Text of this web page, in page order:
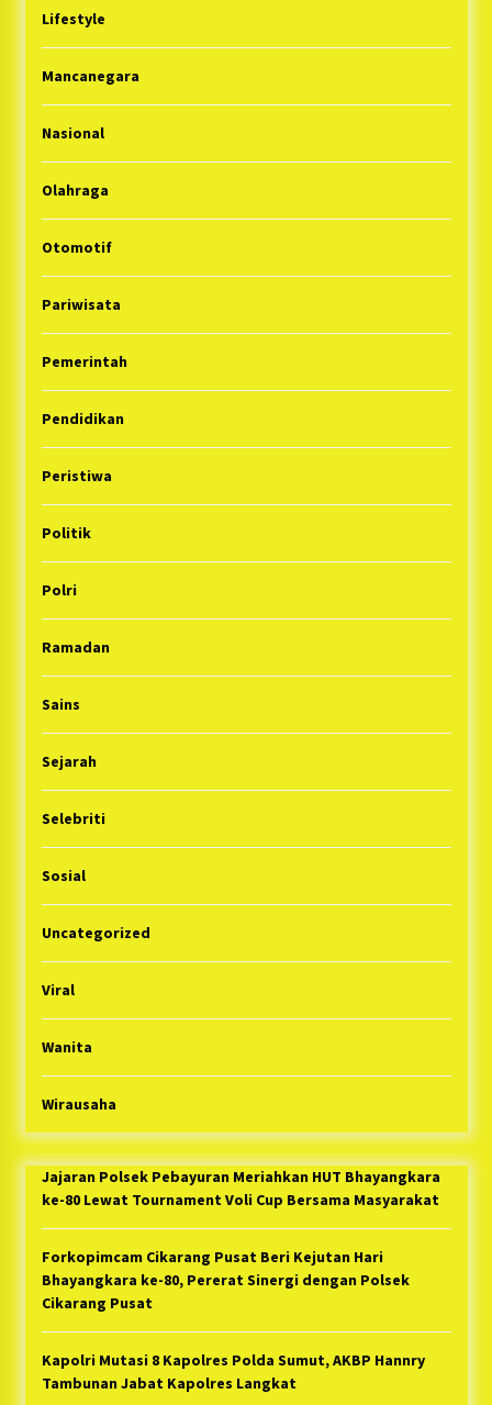
Lifestyle
Mancanegara
Nasional
Olahraga
Otomotif
Pariwisata
Pemerintah
Pendidikan
Peristiwa
Politik
Polri
Ramadan
Sains
Sejarah
Selebriti
Sosial
Uncategorized
Viral
Wanita
Wirausaha
Jajaran Polsek Pebayuran Meriahkan HUT Bhayangkara
ke-80 Lewat Tournament Voli Cup Bersama Masyarakat
Forkopimcam Cikarang Pusat Beri Kejutan Hari
Bhayangkara ke-80, Pererat Sinergi dengan Polsek
Cikarang Pusat
Kapolri Mutasi 8 Kapolres Polda Sumut, AKBP Hannry
Tambunan Jabat Kapolres Langkat